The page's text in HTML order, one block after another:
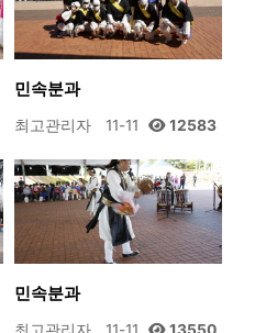
민속분과
최고관리자 11-11 12583
민속분과
최고관리자 11-11 13550